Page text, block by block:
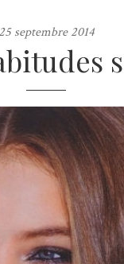
25 septembre 2014